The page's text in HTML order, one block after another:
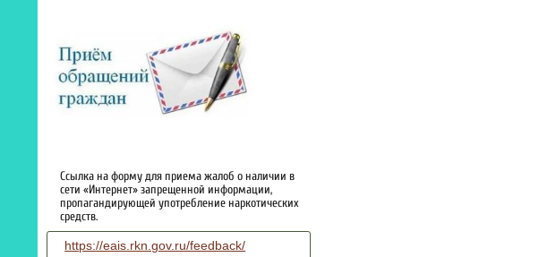
Ссылка на форму для приема жалоб о наличии в
сети «Интернет» запрещенной информации,
пропагандирующей употребление наркотических
средств.
https://eais.rkn.gov.ru/feedback/